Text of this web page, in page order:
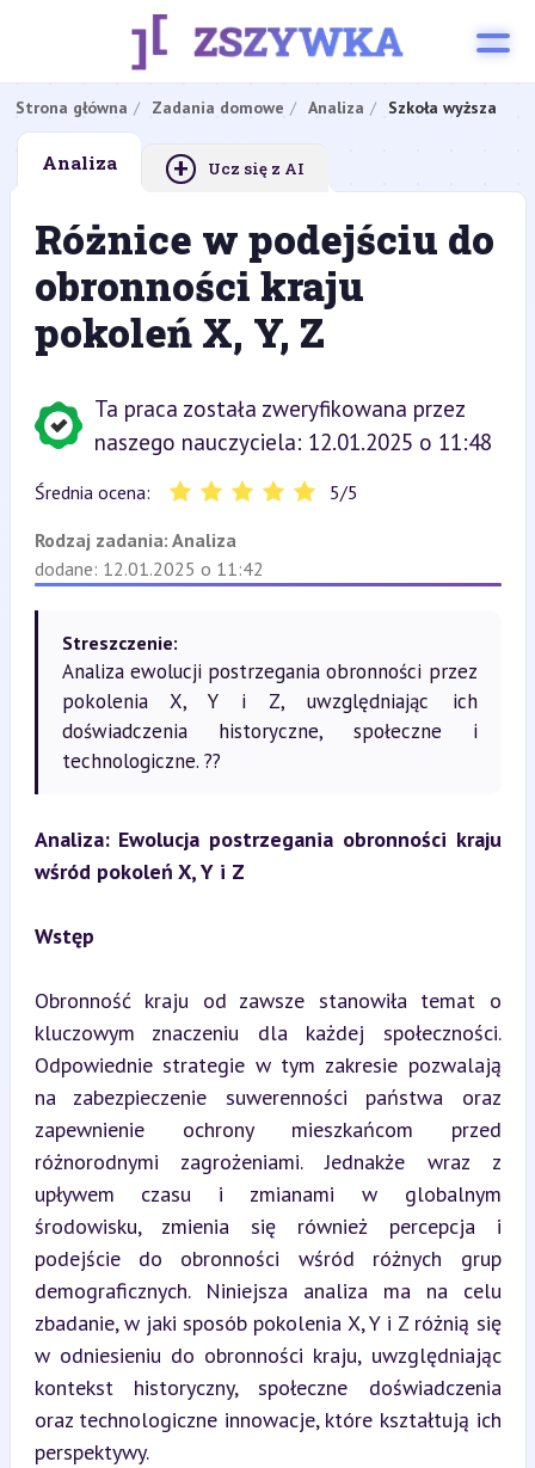
Strona główna Zadania domowe Analiza Szkoła wyższa
Analiza + Ucz się z AI
Różnice w podejściu do
obronności kraju
pokoleń X, Y, Z
Ta praca została zweryfikowana przez
naszego nauczyciela: 12.01.2025 o 11:48
Średnia ocena: 5/5
Rodzaj zadania: Analiza
dodane: 12.01.2025 o 11:42
Streszczenie:
Analiza ewolucji postrzegania obronności przez
pokolenia X, Y i Z, uwzględniając ich
doświadczenia historyczne, społeczne i
technologiczne. ??
Analiza: Ewolucja postrzegania obronności kraju
wśród pokoleń X, Y i Z
Wstęp
Obronność kraju od zawsze stanowiła temat o
kluczowym znaczeniu dla każdej społeczności.
Odpowiednie strategie w tym zakresie pozwalają
na zabezpieczenie suwerenności państwa oraz
zapewnienie ochrony mieszkańcom przed
różnorodnymi zagrożeniami. Jednakże wraz z
upływem czasu i zmianami w globalnym
środowisku, zmienia się również percepcja i
podejście do obronności wśród różnych grup
demograficznych. Niniejsza analiza ma na celu
zbadanie, w jaki sposób pokolenia X, Y i Z różnią się
w odniesieniu do obronności kraju, uwzględniając
kontekst historyczny, społeczne doświadczenia
oraz technologiczne innowacje, które kształtują ich
perspektywy.